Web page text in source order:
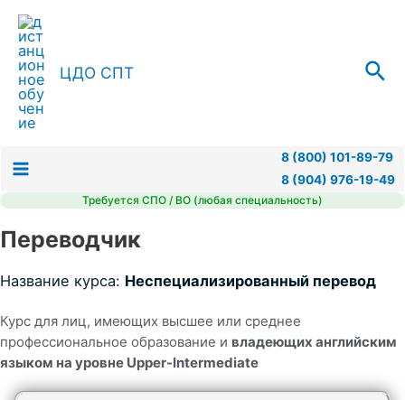
Перейти
содержимому
ЦДО СПТ
Main
Menu
8 (800) 101-89-79
8 (904) 976-19-49
Требуется СПО / ВО (любая специальность)
Переводчик
Название курса: Неспециализированный перевод
Курс для лиц, имеющих высшее или среднее
профессиональное образование и владеющих английским
языком на уровне Upper-Intermediate